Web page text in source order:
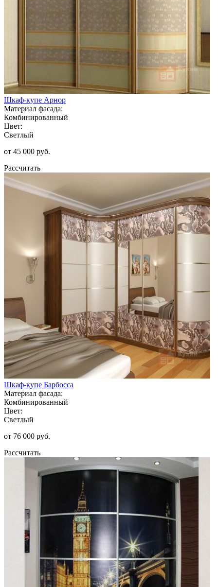
Шкаф-купе Арнор
Материал фасада:
Комбинированный
Цвет:
Светлый
от 45 000 руб.
Рассчитать
Шкаф-купе Барбосса
Материал фасада:
Комбинированный
Цвет:
Светлый
от 76 000 руб.
Рассчитать